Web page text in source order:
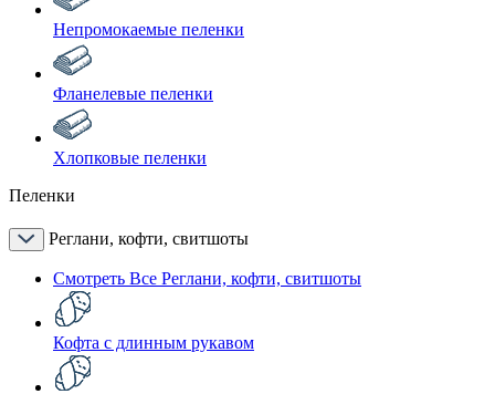
Непромокаемые пеленки
Фланелевые пеленки
Хлопковые пеленки
Пеленки
Реглани, кофти, свитшоты
Смотреть Все Реглани, кофти, свитшоты
Кофта с длинным рукавом